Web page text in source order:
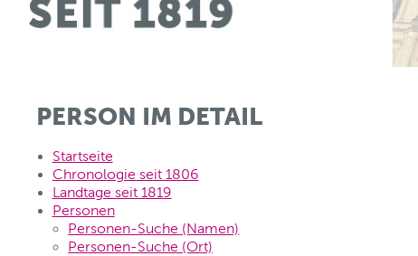
PERSON IM DETAIL
Startseite
Chronologie seit 1806
Landtage seit 1819
Personen
Personen-Suche (Namen)
Personen-Suche (Ort)